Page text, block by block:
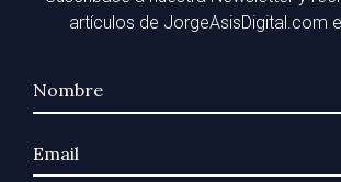
artículos de JorgeAsisDigital.com